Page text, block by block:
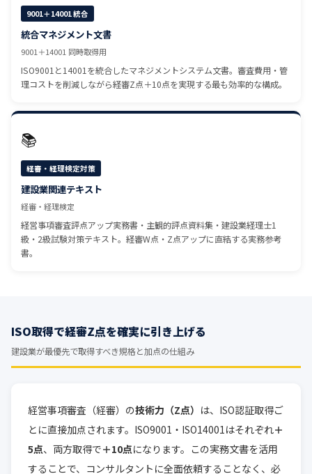
9001＋14001 統合
統合マネジメント文書
9001＋14001 同時取得用
ISO9001と14001を統合したマネジメントシステム文書。審査費用・管
理コストを削減しながら経審Z点＋10点を実現する最も効率的な構成。
📚
経審・経理検定対策
建設業関連テキスト
経審・経理検定
経営事項審査評点アップ実務書・主観的評点資料集・建設業経理士1
級・2級試験対策テキスト。経審W点・Z点アップに直結する実務参考
書。
ISO取得で経審Z点を確実に引き上げる
建設業が最優先で取得すべき規格と加点の仕組み
経営事項審査（経審）の技術力（Z点） は、ISO認証取得ご
とに直接加点されます。ISO9001・ISO14001はそれぞれ＋
5点、両方取得で＋10点になります。この実務文書を活用
することで、コンサルタントに全面依頼することなく、必